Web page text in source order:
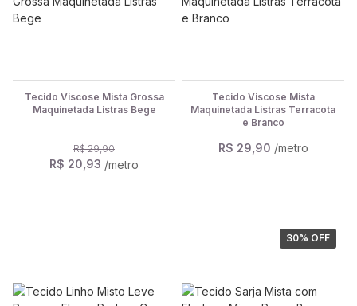
Tecido Viscose Mista Grossa
Maquinetada Listras Bege
R$ 29,90
R$ 20,93 /metro
Tecido Viscose Mista
Maquinetada Listras Terracota
e Branco
R$ 29,90 /metro
30% OFF